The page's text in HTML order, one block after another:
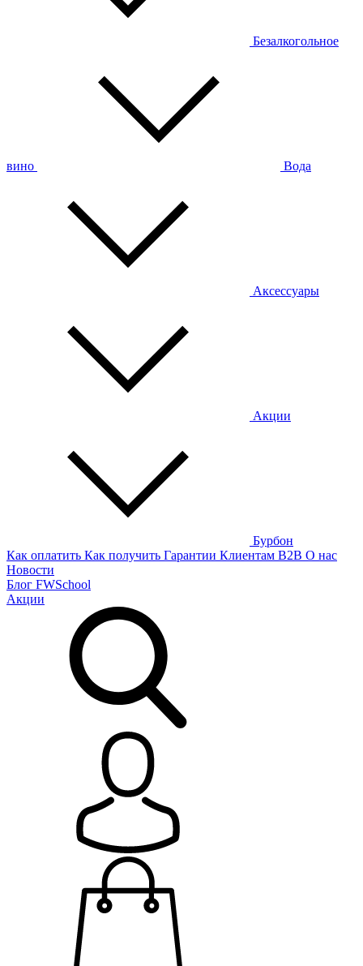
Безалкогольное
вино Вода
Аксессуары
Акции
Бурбон
Как оплатить Как получить Гарантии Клиентам B2B О нас
Новости
Блог FWSchool
Акции